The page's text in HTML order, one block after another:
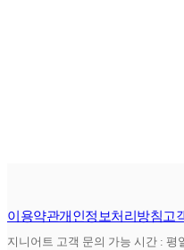
이용약관개인정보처리방침고
지니어트 고객 문의 가능 시간 : 평